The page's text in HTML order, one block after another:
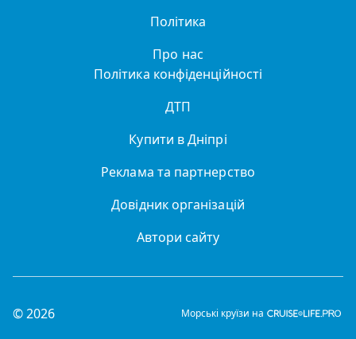
Політика
Про нас
Політика конфіденційності
ДТП
Купити в Дніпрі
Реклама та партнерство
Довідник організацій
Автори сайту
© 2026 Морські круїзи на